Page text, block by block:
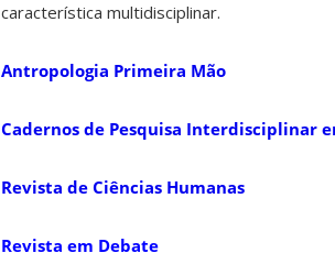
característica multidisciplinar.
Antropologia Primeira Mão
Cadernos de Pesquisa Interdisciplinar
Revista de Ciências Humanas
Revista em Debate